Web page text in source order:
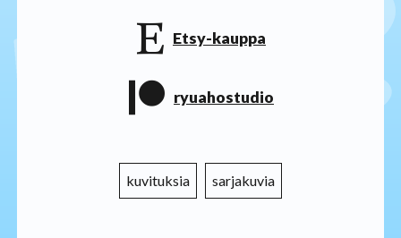
Etsy-kauppa
ryuahostudio
kuvituksia sarjakuvia